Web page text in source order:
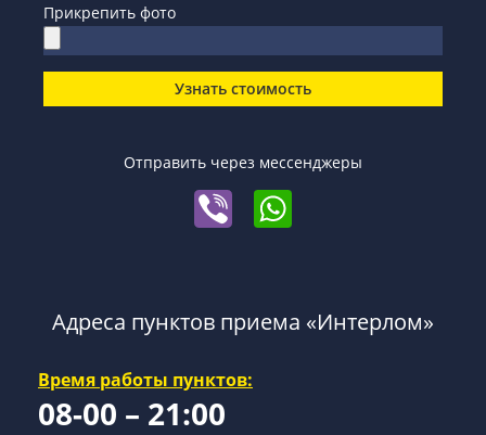
Прикрепить фото
Узнать стоимость
Отправить через мессенджеры
Адреса пунктов приема «Интерлом»
Время работы пунктов:
08-00 – 21:00